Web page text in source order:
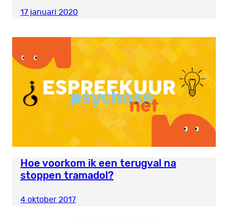
17 januari 2020
Hoe voorkom ik een terugval na
stoppen tramadol?
4 oktober 2017